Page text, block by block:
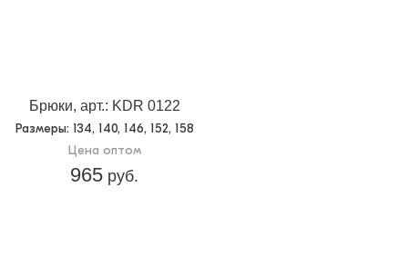
Брюки, арт.: KDR 0122
Размеры: 134, 140, 146, 152, 158
Цена оптом
965 руб.